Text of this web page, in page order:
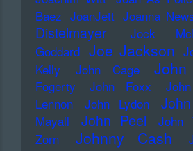
Baez JoanJett Joanna
Distelmayer
Jock
Goddard Joe Jackson
Kelly
John Cage
Fogerty
John Foxx
Lennon
John Lydon
Mayall
John Peel John
Zorn
Johnny Cash